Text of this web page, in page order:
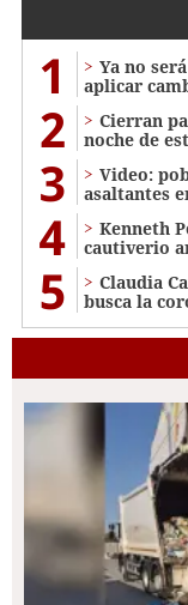
1
Ya no
aplicar
2
Cierran
noche de
3
Video:
asaltantes
4
Kenneth
cautiverio
5
Claudia
busca la